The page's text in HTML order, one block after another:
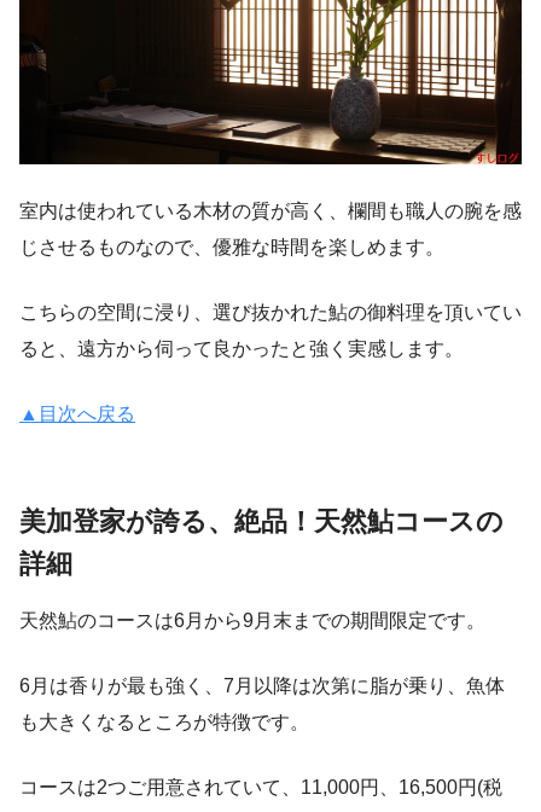
室内は使われている木材の質が高く、欄間も職人の腕を感
じさせるものなので、優雅な時間を楽しめます。
こちらの空間に浸り、選び抜かれた鮎の御料理を頂いてい
ると、遠方から伺って良かったと強く実感します。
▲目次へ戻る
美加登家が誇る、絶品！天然鮎コースの
詳細
天然鮎のコースは6月から9月末までの期間限定です。
6月は香りが最も強く、7月以降は次第に脂が乗り、魚体
も大きくなるところが特徴です。
コースは2つご用意されていて、11,000円、16,500円(税